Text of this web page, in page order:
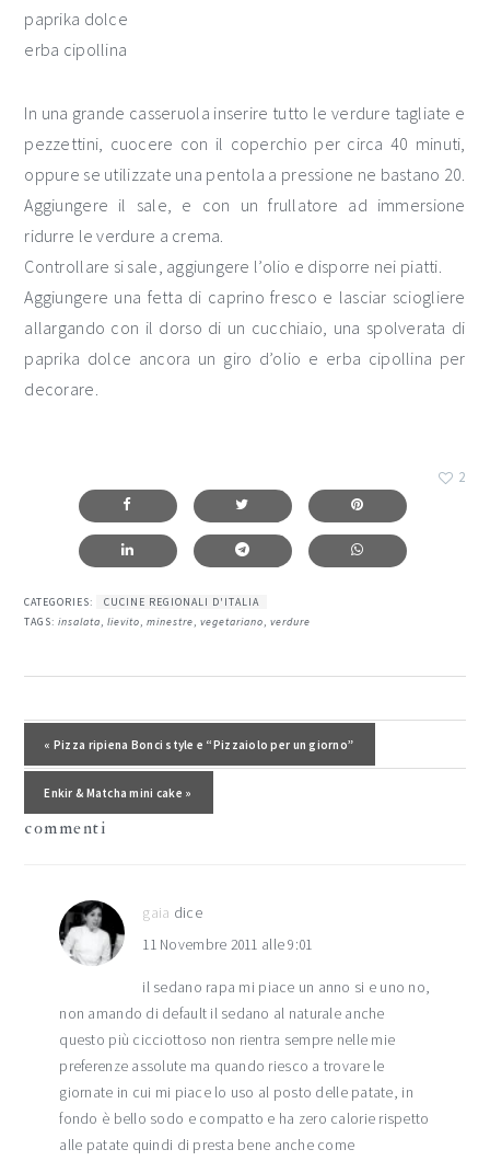
paprika dolce
erba cipollina
In una grande casseruola inserire tutto le verdure tagliate e
pezzettini, cuocere con il coperchio per circa 40 minuti,
oppure se utilizzate una pentola a pressione ne bastano 20.
Aggiungere il sale, e con un frullatore ad immersione
ridurre le verdure a crema.
Controllare si sale, aggiungere l’olio e disporre nei piatti.
Aggiungere una fetta di caprino fresco e lasciar sciogliere
allargando con il dorso di un cucchiaio, una spolverata di
paprika dolce ancora un giro d’olio e erba cipollina per
decorare.
2
CATEGORIES:
CUCINE REGIONALI D'ITALIA
TAGS:insalata,lievito,minestre,vegetariano,verdure
Post precedente:
« Pizza ripiena Bonci style e “Pizzaiolo per un giorno”
Post successivo:
Enkir & Matcha mini cake »
del
lettore
commenti
gaia dice
11 Novembre 2011 alle 9:01
il sedano rapa mi piace un anno si e uno no,
non amando di default il sedano al naturale anche
questo più cicciottoso non rientra sempre nelle mie
preferenze assolute ma quando riesco a trovare le
giornate in cui mi piace lo uso al posto delle patate, in
fondo è bello sodo e compatto e ha zero calorie rispetto
alle patate quindi di presta bene anche come